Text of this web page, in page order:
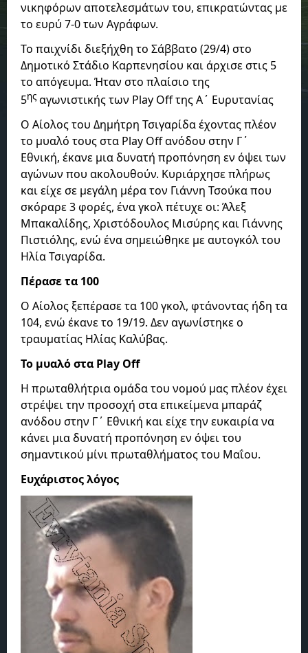
νικηφόρων αποτελεσμάτων του, επικρατώντας με
το ευρύ 7-0 των Αγράφων.
Το παιχνίδι διεξήχθη το Σάββατο (29/4) στο
Δημοτικό Στάδιο Καρπενησίου και άρχισε στις 5
το απόγευμα. Ήταν στο πλαίσιο της
5ης αγωνιστικής των Play Offτης Α΄ Ευρυτανίας
Ο Αίολος του Δημήτρη Τσιγαρίδα έχοντας πλέον
το μυαλό τους στα Play Off ανόδου στην Γ΄
Εθνική, έκανε μια δυνατή προπόνηση εν όψει των
αγώνων που ακολουθούν. Κυριάρχησε πλήρως
και είχε σε μεγάλη μέρα τον Γιάννη Τσούκα που
σκόραρε 3 φορές, ένα γκολ πέτυχε οι: Άλεξ
Μπακαλίδης, Χριστόδουλος Μισύρης και Γιάννης
Πιστιόλης, ενώ ένα σημειώθηκε με αυτογκόλ του
Ηλία Τσιγαρίδα.
Πέρασε τα 100
Ο Αίολος ξεπέρασε τα 100 γκολ, φτάνοντας ήδη τα
104, ενώ έκανε το 19/19. Δεν αγωνίστηκε ο
τραυματίας Ηλίας Καλύβας.
Το μυαλό στα Play Off
Η πρωταθλήτρια ομάδα του νομού μας πλέον έχει
στρέψει την προσοχή στα επικείμενα μπαράζ
ανόδου στην Γ΄ Εθνική και είχε την ευκαιρία να
κάνει μια δυνατή προπόνηση εν όψει του
σημαντικού μίνι πρωταθλήματος του Μαΐου.
Ευχάριστος λόγος